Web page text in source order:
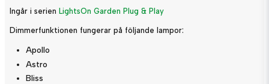
Ingår i serien LightsOn Garden Plug & Play
Dimmerfunktionen fungerar på följande lampor:
Apollo
Astro
Bliss